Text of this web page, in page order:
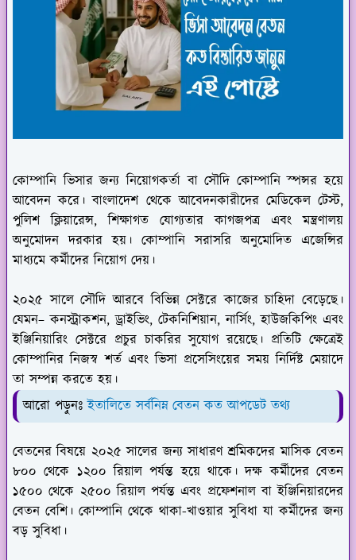
কোম্পানি ভিসার জন্য নিয়োগকর্তা বা সৌদি কোম্পানি স্পন্সর হয়ে
আবেদন করে। বাংলাদেশ থেকে আবেদনকারীদের মেডিকেল টেস্ট,
পুলিশ ক্লিয়ারেন্স, শিক্ষাগত যোগ্যতার কাগজপত্র এবং মন্ত্রণালয়
অনুমোদন দরকার হয়। কোম্পানি সরাসরি অনুমোদিত এজেন্সির
মাধ্যমে কর্মীদের নিয়োগ দেয়।
২০২৫ সালে সৌদি আরবে বিভিন্ন সেক্টরে কাজের চাহিদা বেড়েছে।
যেমন– কনস্ট্রাকশন, ড্রাইভিং, টেকনিশিয়ান, নার্সিং, হাউজকিপিং এবং
ইঞ্জিনিয়ারিং সেক্টরে প্রচুর চাকরির সুযোগ রয়েছে। প্রতিটি ক্ষেত্রেই
কোম্পানির নিজস্ব শর্ত এবং ভিসা প্রসেসিংয়ের সময় নির্দিষ্ট মেয়াদে
তা সম্পন্ন করতে হয়।
আরো পড়ুনঃইতালিতে সর্বনিম্ন বেতন কত আপডেট তথ্য
বেতনের বিষয়ে ২০২৫ সালের জন্য সাধারণ শ্রমিকদের মাসিক বেতন
৮০০ থেকে ১২০০ রিয়াল পর্যন্ত হয়ে থাকে। দক্ষ কর্মীদের বেতন
১৫০০ থেকে ২৫০০ রিয়াল পর্যন্ত এবং প্রফেশনাল বা ইঞ্জিনিয়ারদের
বেতন বেশি। কোম্পানি থেকে থাকা-খাওয়ার সুবিধা যা কর্মীদের জন্য
বড় সুবিধা।